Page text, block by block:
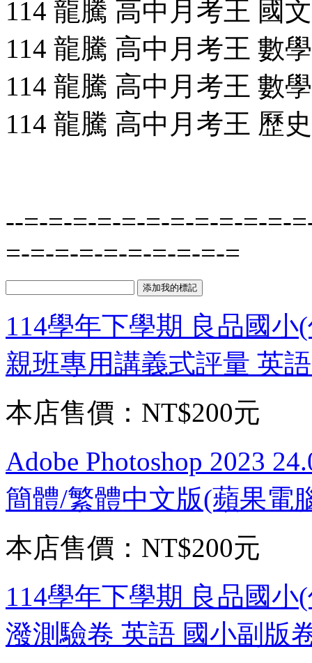
114 龍騰 高中月考王 國
114 龍騰 高中月考王 數
114 龍騰 高中月考王 數
114 龍騰 高中月考王 歷
--=-=-=-=-=-=-=-=-=-=-=-
=-=-=-=-=-=-=-=-=-=
114學年下學期 良品國
親班專用講義式評量 英
本店售價： NT$200元
Adobe Photoshop 2023
簡體/繁體中文版(蘋果電
本店售價： NT$200元
114學年下學期 良品國
潑測驗卷 英語 國小副版